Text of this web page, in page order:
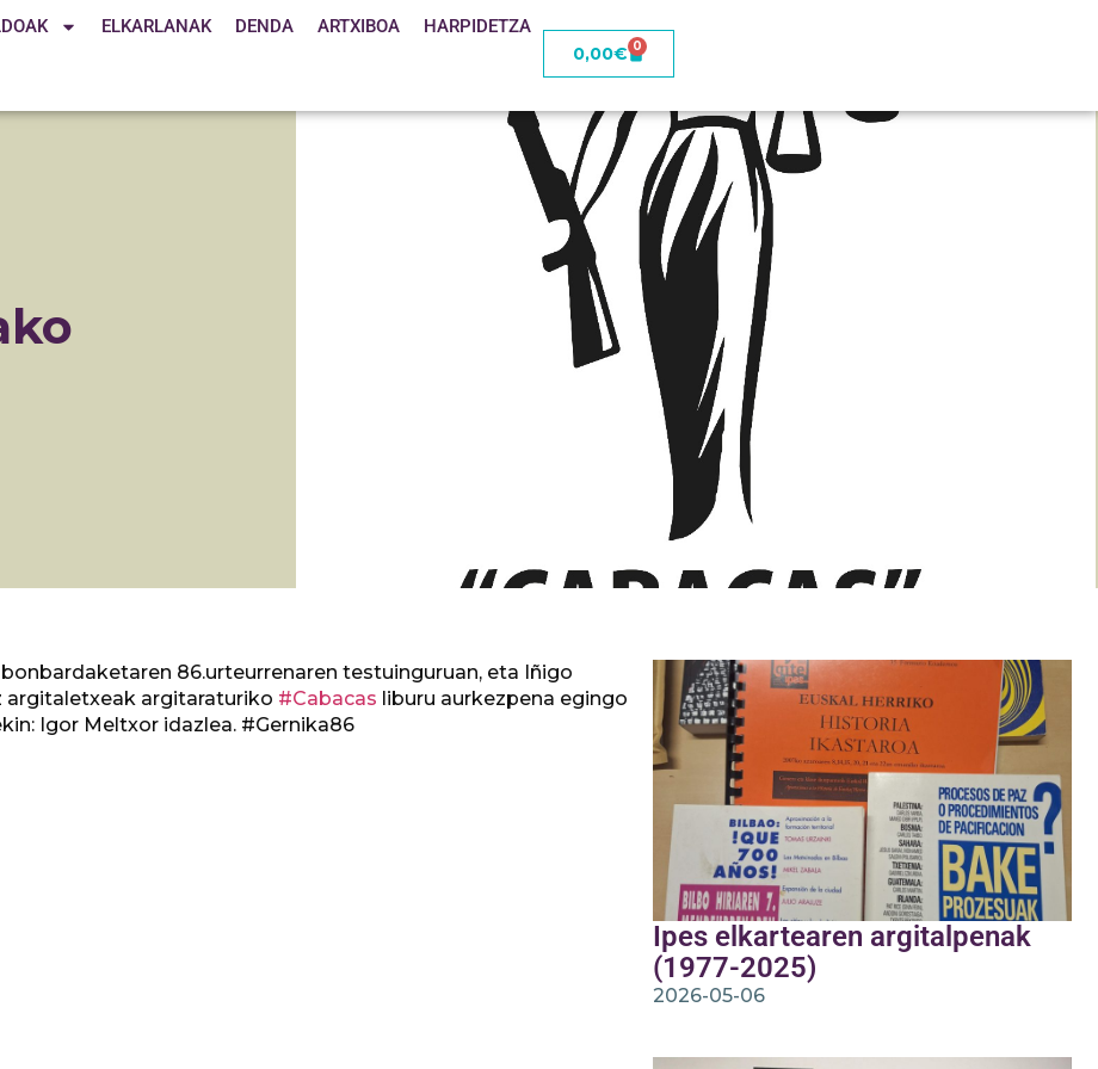
ELKARLANAK DENDA ARTXIBOA
HARPIDETZA
0,00€ 0
86.urteurrenaren testuinguruan, eta Iñigo
argitaletxeak argitaraturiko #Cabacas liburu aurkezpena egingo
Igor Meltxor idazlea. #Gernika86
Ipes elkartearen argitalpenak
(1977-2025)
2026-05-06